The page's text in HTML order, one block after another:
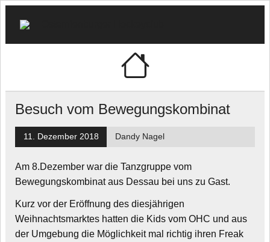
Skip
content
Besuch vom Bewegungskombinat
11. Dezember 2018 Dandy Nagel
Am 8.Dezember war die Tanzgruppe vom
Bewegungskombinat aus Dessau bei uns zu Gast.
Kurz vor der Eröffnung des diesjährigen
Weihnachtsmarktes hatten die Kids vom OHC und aus
der Umgebung die Möglichkeit mal richtig ihren Freak